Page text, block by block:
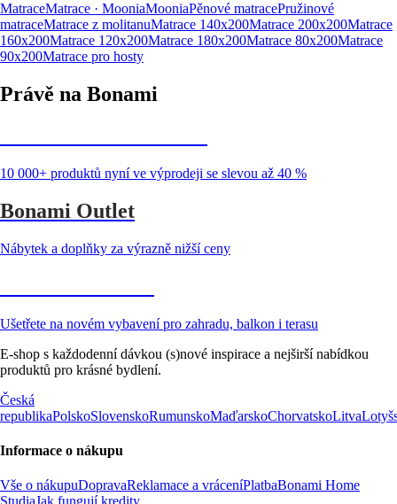
MatraceMatrace · MooniaMooniaPěnové matracePružinové
matraceMatrace z molitanuMatrace 140x200Matrace 200x200Matrace
160x200Matrace 120x200Matrace 180x200Matrace 80x200Matrace
90x200Matrace pro hosty
Právě na Bonami
10 000+ produktů nyní ve výprodeji se slevou až 40 %
Bonami Outlet
Nábytek a doplňky za výrazně nižší ceny
Ušetřete na novém vybavení pro zahradu, balkon i terasu
E-shop s každodenní dávkou (s)nové inspirace a nejširší nabídkou
produktů pro krásné bydlení.
Česká
republikaPolskoSlovenskoRumunskoMaďarskoChorvatskoLitva
Informace o nákupu
Vše o nákupuDopravaReklamace a vráceníPlatbaBonami Home